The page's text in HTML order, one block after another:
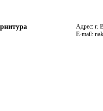
Адрес: г.
E-mail: